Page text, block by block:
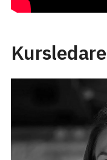
Kursledare